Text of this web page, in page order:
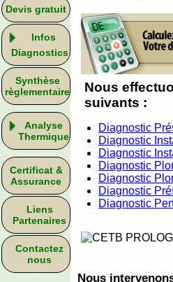
Devis gratuit
Infos
Diagnostics
Synthèse
règlementaire
Analyse
Thermique
Certificat &
Assurance
Liens
Partenaires
Contactez
nous
Nous
suivants :
Diagnostic
Diagnostic
Diagnostic
Diagnostic
Diagnostic
Diagnostic
Diagnostic
Nous